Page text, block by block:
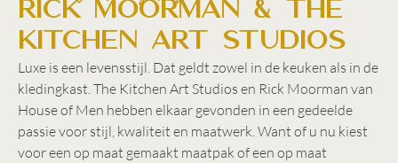
Rick Moorman & The
Kitchen Art Studios
Luxe is een levensstijl. Dat geldt zowel in de keuken als in de
kledingkast. The Kitchen Art Studios en Rick Moorman van
House of Men hebben elkaar gevonden in een gedeelde
passie voor stijl, kwaliteit en maatwerk. Want of u nu kiest
voor een op maat gemaakt maatpak of een op maat